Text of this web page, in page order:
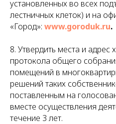
установленных во всех
лестничных клеток) и на
«Город»: www.goroduk.ru.
8. Утвердить места и адрес
протокола общего
помещений в
решений таких
поставленным на
вместе осуществления
течение 3 лет.